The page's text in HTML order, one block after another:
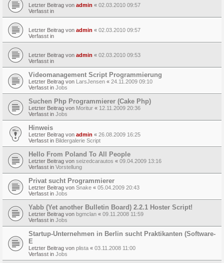
Letzter Beitrag von admin « 02.03.2010 09:57
Verfasst in
Letzter Beitrag von admin « 02.03.2010 09:57
Verfasst in
Letzter Beitrag von admin « 02.03.2010 09:53
Verfasst in
Videomanagement Script Programmierung
Letzter Beitrag von LarsJensen « 24.11.2009 09:10
Verfasst in Jobs
Suchen Php Programmierer (Cake Php)
Letzter Beitrag von Moritur « 12.11.2009 20:36
Verfasst in Jobs
Hinweis
Letzter Beitrag von admin « 26.08.2009 16:25
Verfasst in Bildergalerie Script
Hello From Poland To All People
Letzter Beitrag von seizedcarautos « 09.04.2009 13:16
Verfasst in Vorstellung
Privat sucht Programmierer
Letzter Beitrag von Snake « 05.04.2009 20:43
Verfasst in Jobs
Yabb (Yet another Bulletin Board) 2.2.1 Hoster Script!
Letzter Beitrag von bgmclan « 09.11.2008 11:59
Verfasst in Jobs
Startup-Unternehmen in Berlin sucht Praktikanten (Software-
E
Letzter Beitrag von plista « 03.11.2008 11:00
Verfasst in Jobs